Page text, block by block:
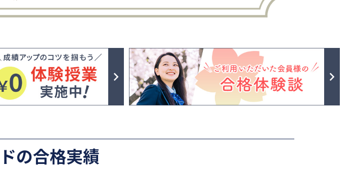
の合格実績